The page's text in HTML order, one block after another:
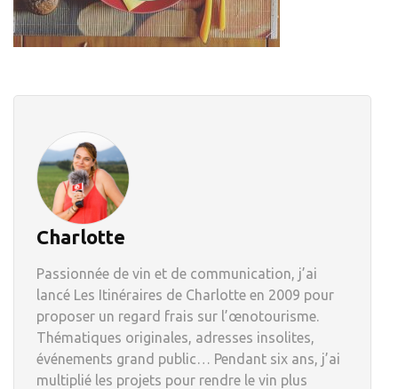
Charlotte
Passionnée de vin et de communication, j’ai
lancé Les Itinéraires de Charlotte en 2009 pour
proposer un regard frais sur l’œnotourisme.
Thématiques originales, adresses insolites,
événements grand public… Pendant six ans, j’ai
multiplié les projets pour rendre le vin plus